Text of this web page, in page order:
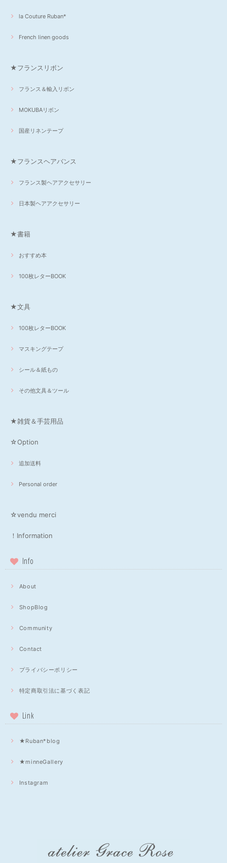
la Couture Ruban*
French linen goods
★フランスリボン
フランス＆輸入リボン
MOKUBAリボン
国産リネンテープ
★フランスヘアバンス
フランス製ヘアアクセサリー
日本製ヘアアクセサリー
★書籍
おすすめ本
100枚レターBOOK
★文具
100枚レターBOOK
マスキングテープ
シール＆紙もの
その他文具＆ツール
★雑貨＆手芸用品
☆Option
追加送料
Personal order
☆vendu merci
！Information
Info
About
ShopBlog
Community
Contact
プライバシーポリシー
特定商取引法に基づく表記
Link
★Ruban*blog
★minneGallery
Instagram